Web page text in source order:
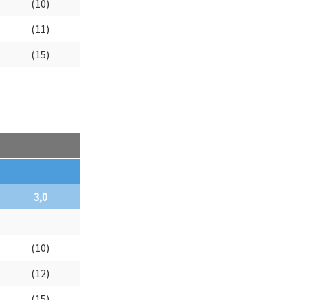
(10)
(11)
(15)
3,0
(10)
(12)